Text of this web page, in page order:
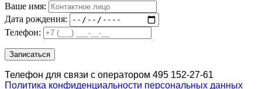
Ваше имя:
Дата рождения:
Телефон:
Телефон для связи с оператором 495 152-27-61
Политика конфиденциальности персональных данных